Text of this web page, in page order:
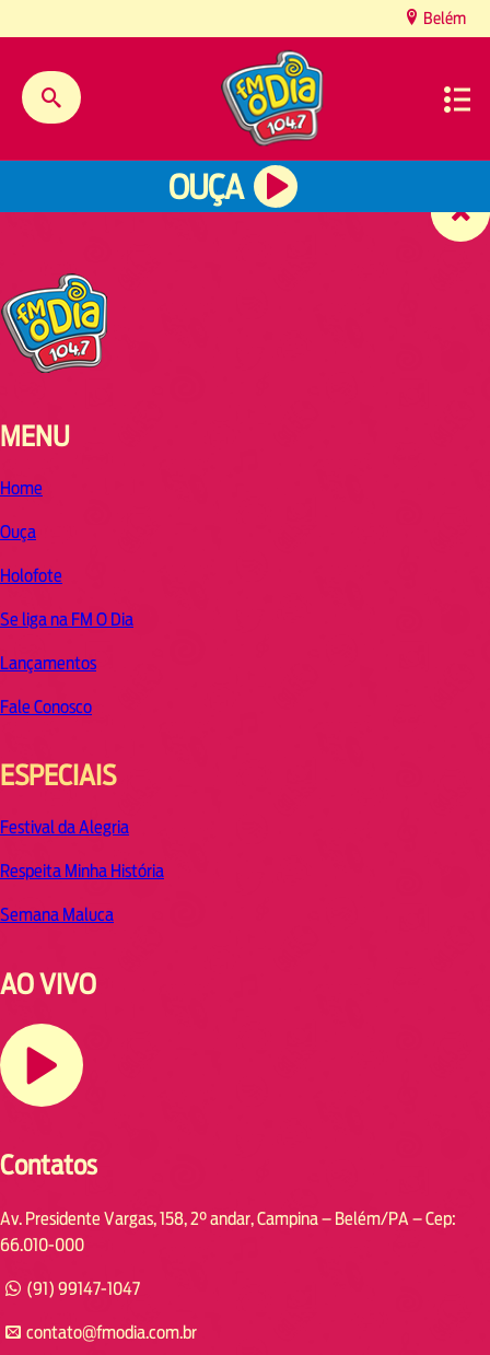
Belém
OUÇA
MENU
Home
Ouça
Holofote
Se liga na FM O Dia
Lançamentos
Fale Conosco
ESPECIAIS
Festival da Alegria
Respeita Minha História
Semana Maluca
AO VIVO
Contatos
Av. Presidente Vargas, 158, 2° andar, Campina – Belém/PA – Cep:
66.010-000
(91) 99147-1047
contato@fmodia.com.br